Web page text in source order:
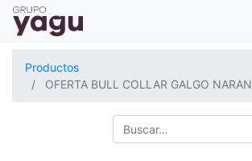
Productos
OFERTA BULL COLLAR GALGO